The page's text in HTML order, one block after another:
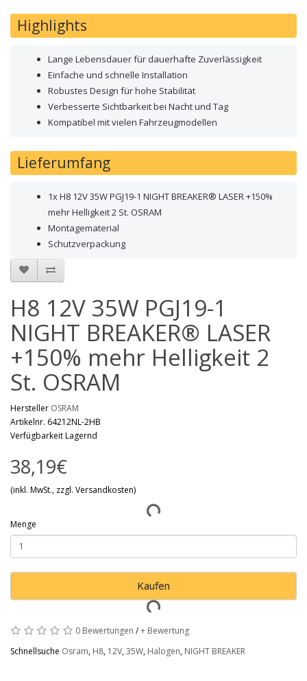
Highlights
Lange Lebensdauer für dauerhafte Zuverlässigkeit
Einfache und schnelle Installation
Robustes Design für hohe Stabilität
Verbesserte Sichtbarkeit bei Nacht und Tag
Kompatibel mit vielen Fahrzeugmodellen
Lieferumfang
1x H8 12V 35W PGJ19-1 NIGHT BREAKER® LASER +150%
mehr Helligkeit 2 St. OSRAM
Montagematerial
Schutzverpackung
H8 12V 35W PGJ19-1
NIGHT BREAKER® LASER
+150% mehr Helligkeit 2
St. OSRAM
Hersteller OSRAM
Artikelnr. 64212NL-2HB
Verfügbarkeit Lagernd
38,19€
(inkl. MwSt., zzgl. Versandkosten)
Menge
Kaufen
0 Bewertungen /+ Bewertung
Schnellsuche Osram, H8, 12V,35W, Halogen, NIGHT BREAKER